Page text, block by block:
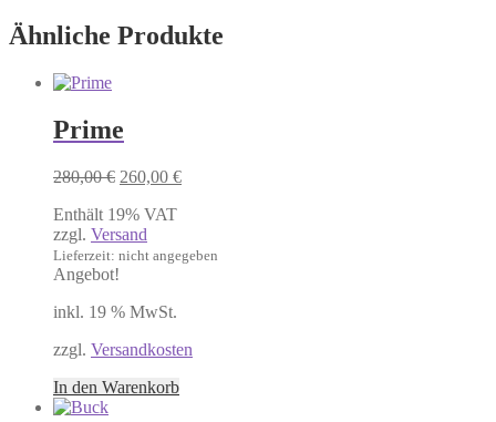
Ähnliche Produkte
Prime
280,00€ Ursprünglicher
war:
280,00 €
260,00 €Aktueller
Enthält 19% VAT
zzgl. Versand
Lieferzeit: nicht angegeben
Angebot!
inkl. 19 % MwSt.
zzgl. Versandkosten
In den Warenkorb